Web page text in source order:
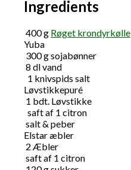
Ingredients
400g Røget krondyrkølle
Yuba
300gsojabønner
8 dlvand
1 knivspids salt
Løvstikkepuré
1 bdt. Løvstikke
saft af 1 citron
salt & peber
Elstar æbler
2 Æbler
saft af 1 citron